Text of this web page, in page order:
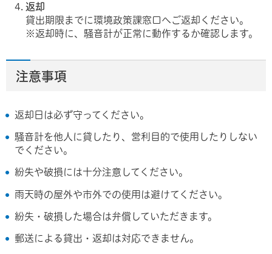
返却
貸出期限までに環境政策課窓口へご返却ください。
※返却時に、騒音計が正常に動作するか確認します。
注意事項
返却日は必ず守ってください。
騒音計を他人に貸したり、営利目的で使用したりしない
でください。
紛失や破損には十分注意してください。
雨天時の屋外や市外での使用は避けてください。
紛失・破損した場合は弁償していただきます。
郵送による貸出・返却は対応できません。